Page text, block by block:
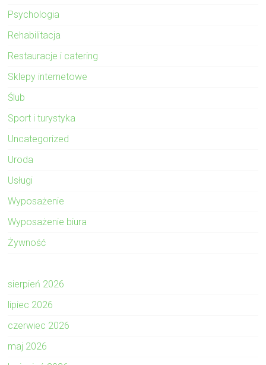
Psychologia
Rehabilitacja
Restauracje i catering
Sklepy internetowe
Ślub
Sport i turystyka
Uncategorized
Uroda
Usługi
Wyposażenie
Wyposażenie biura
Żywność
sierpień 2026
lipiec 2026
czerwiec 2026
maj 2026